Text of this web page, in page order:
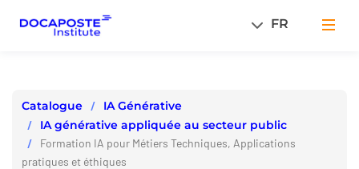
FR
Catalogue
IA Générative
IA générative appliquée au secteur public
Formation IA pour Métiers Techniques, Applications
pratiques et éthiques